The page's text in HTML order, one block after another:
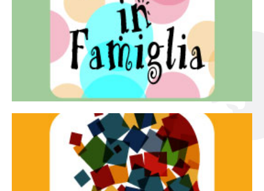
Teatro in famiglia
Teatro In Famiglia è una rassegna di teatro concepita
per far condividere e godere del teatro all’intera
famiglia.
Continua